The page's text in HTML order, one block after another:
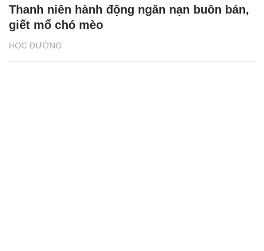
HỌC ĐƯỜNG
Thanh niên hành động ngăn nạn buôn bán,
giết mổ chó mèo